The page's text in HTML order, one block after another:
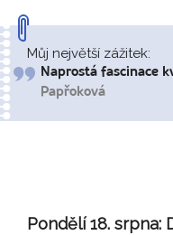
Můj největší zážitek:
Naprostá fascinace
Papřoková
Pondělí 18. srpna: